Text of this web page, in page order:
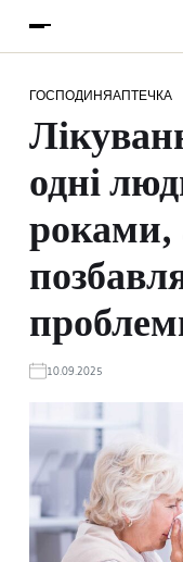
ГОСПОДИНЯАПТЕЧКА
одні
роками,
10.09.2025